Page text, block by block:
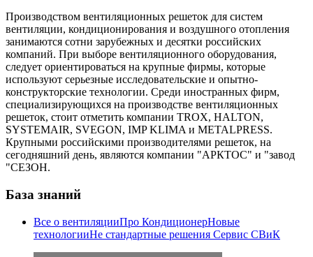
Производством вентиляционных решеток для систем
вентиляции, кондиционирования и воздушного отопления
занимаются сотни зарубежных и десятки российских
компаний. При выборе вентиляционного оборудования,
следует ориентироваться на крупные фирмы, которые
используют серьезные исследовательские и опытно-
конструкторские технологии. Среди иностранных фирм,
специализирующихся на производстве вентиляционных
решеток, стоит отметить компании TROX, HALTON,
SYSTEMAIR, SVEGON, IMP KLIMA и METALPRESS.
Крупными российскими производителями решеток, на
сегодняшний день, являются компании "АРКТОС" и "завод
"СЕЗОН.
База знаний
Все о вентиляцииПро КондиционерНовые
технологииНе стандартные решения Сервис СВиК